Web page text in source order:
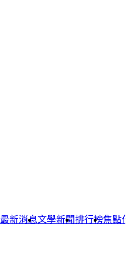
最新消息文學新聞排行榜焦點